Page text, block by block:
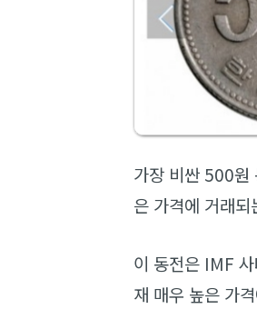
가장 비싼 500원
은 가격에 거래
이 동전은 IMF
재 매우 높은 가